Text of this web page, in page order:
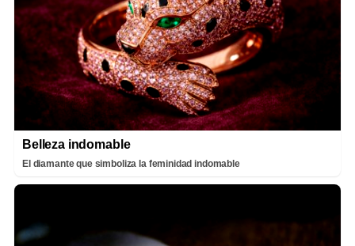
Belleza indomable
El diamante que simboliza la feminidad indomable